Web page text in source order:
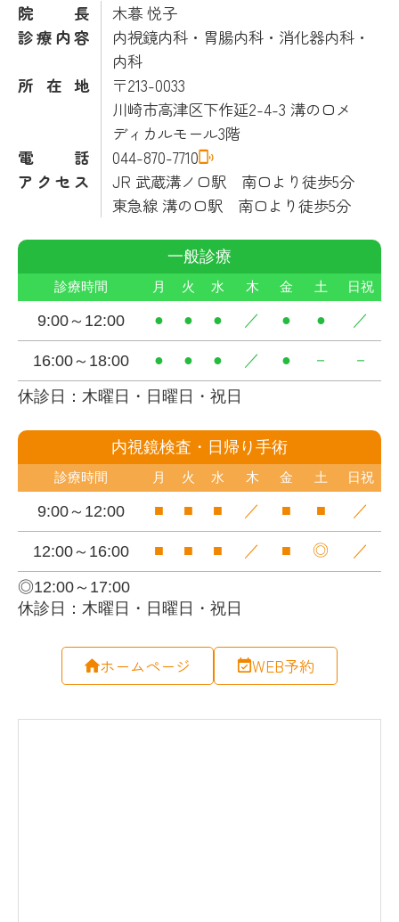
院長
木暮 悦子
診療内容
内視鏡内科・胃腸内科・消化器内科・
内科
所在地
〒213-0033
川崎市高津区下作延2-4-3 溝の口メ
ディカルモール3階
電話
044-870-7710
アクセス
JR 武蔵溝ノ口駅 南口より徒歩5分
東急線 溝の口駅 南口より徒歩5分
ホームページ WEB予約